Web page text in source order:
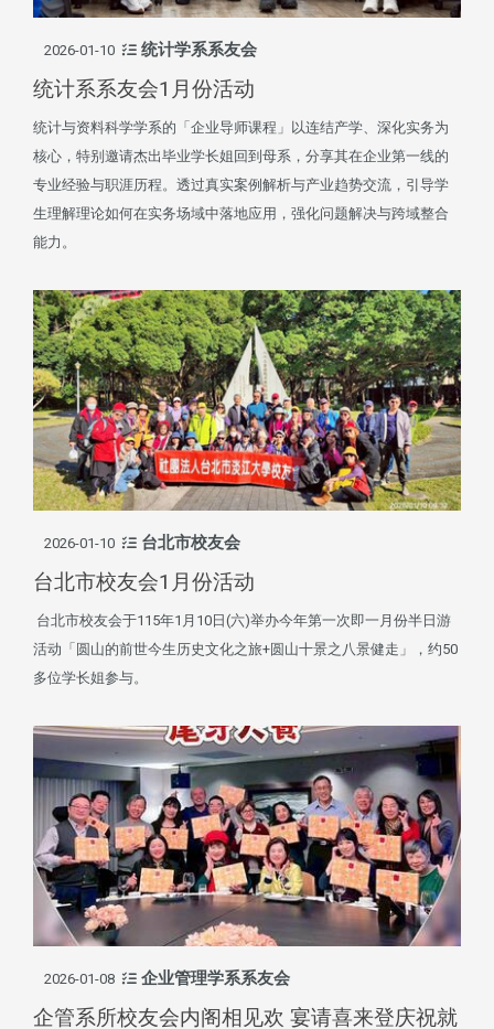
2026-01-10 统计学系系友会
统计系系友会1月份活动
统计与资料科学学系的「企业导师课程」以连结产学、深化实务为
核心，特别邀请杰出毕业学长姐回到母系，分享其在企业第一线的
专业经验与职涯历程。透过真实案例解析与产业趋势交流，引导学
生理解理论如何在实务场域中落地应用，强化问题解决与跨域整合
能力。
2026-01-10 台北市校友会
台北市校友会1月份活动
台北市校友会于115年1月10日(六)举办今年第一次即一月份半日游
活动「圆山的前世今生历史文化之旅+圆山十景之八景健走」，约50
多位学长姐参与。
2026-01-08 企业管理学系系友会
企管系所校友会内阁相见欢 宴请喜来登庆祝就